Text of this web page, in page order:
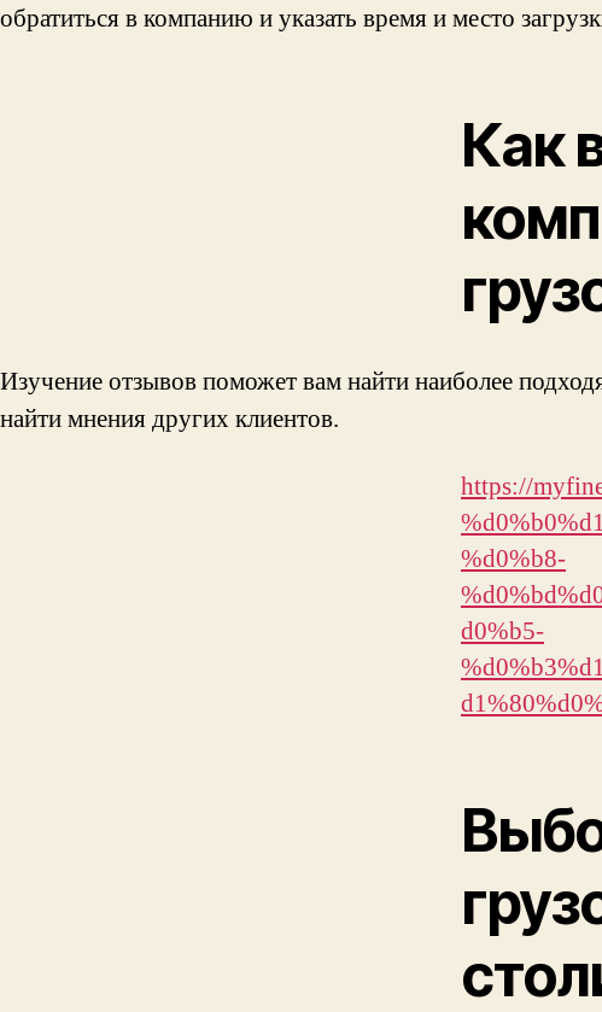
обратиться в компанию и указать время и место
Как
Изучение отзывов поможет вам найти наиболее
найти мнения других клиентов.
https://
%d0%b8-
d0%b5-